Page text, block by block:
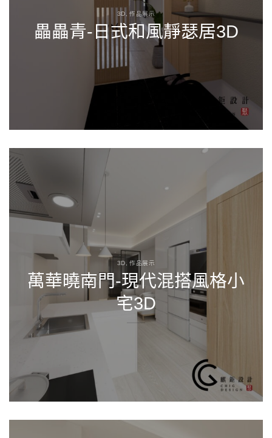
3D, 作品展示
畾畾青-日式和風靜瑟居3D
3D, 作品展示
萬華曉南門-現代混搭風格小
宅3D